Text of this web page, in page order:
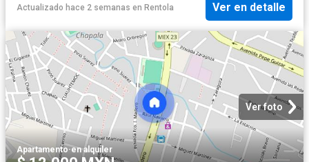
Actualizado hace 2 semanas en Rentola Ver en detalle
Ver foto
Apartamento·en alquiler